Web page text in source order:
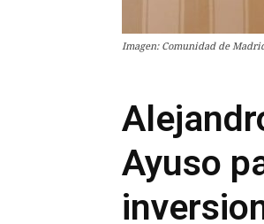
Imagen: Comunidad de
Ayuso